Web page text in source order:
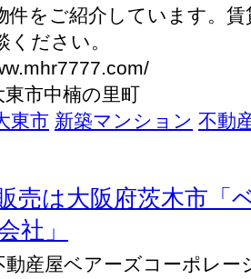
件をご紹介しています。
ださい。
東市中楠の里町
東市 新築マンション 不動
売は大阪府茨木市「
社」
動産屋ベアーズコーポレー